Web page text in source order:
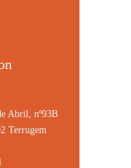
Abril, nº93B
Terrugem